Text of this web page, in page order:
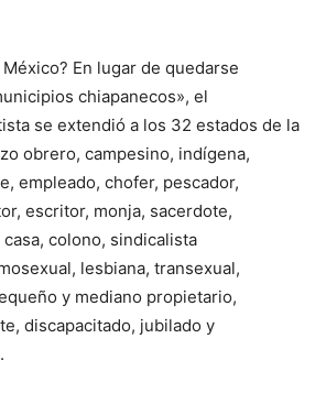
En lugar de quedarse
chiapanecos», el
se extendió a los 32 estados de la
obrero, campesino, indígena,
empleado, chofer, pescador,
escritor, monja, sacerdote,
colono, sindicalista
lesbiana, transexual,
y mediano propietario,
discapacitado, jubilado y